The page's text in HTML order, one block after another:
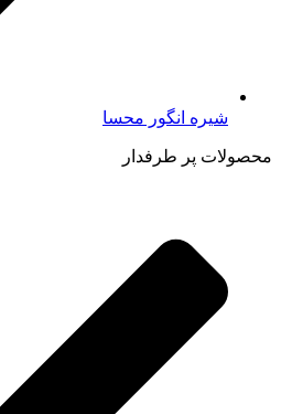
شیره انگور محسا
محصولات پر طرفدار